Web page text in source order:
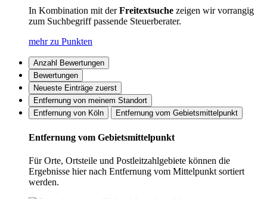
In Kombination mit derFreitextsuche zeigen wir vorrangig
zum Suchbegriff passende Steuerberater.
mehr zu Punkten
Anzahl Bewertungen
Bewertungen
Neueste Einträge zuerst
Entfernung von meinem Standort
Entfernung von Köln
Entfernung vom Gebietsmittelpunkt
Entfernung vom Gebietsmittelpunkt
Für Orte, Ortsteile und Postleitzahlgebiete können die
Ergebnisse hier nach Entfernung vom Mittelpunkt sortiert
werden.